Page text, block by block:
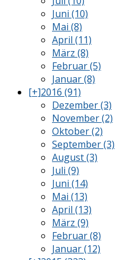
Juni (10)
Mai (8)
April (11)
März (8)
Februar (5)
Januar (8)
[+]2016 (91)
Dezember (3)
November (2)
Oktober (2)
September (3)
August (3)
Juli (9)
Juni (14)
Mai (13)
April (13)
März (9)
Februar (8)
Januar (12)